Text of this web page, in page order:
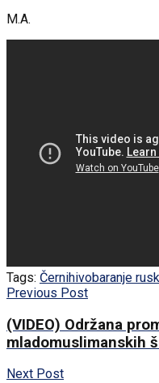
M.A.
Tags: Černihivobaranje
Previous Post
(VIDEO) Održana
mladomuslimanskih
Next Post